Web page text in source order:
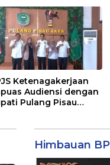
Ketenagakerjaan
Audiensi dengan
Pulang Pisau
Himbauan